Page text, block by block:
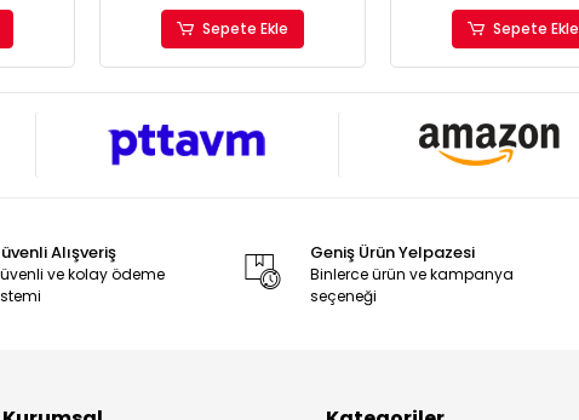
Sepete Ekle Sepete Ekle
Alışveriş
ve kolay ödeme
Geniş Ürün Yelpazesi
Binlerce ürün ve kampanya
seçeneği